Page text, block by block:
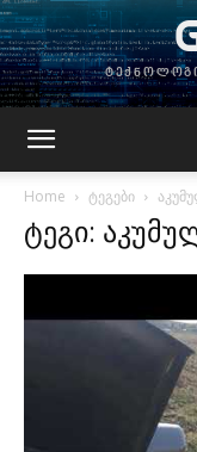
Home ტეგები
ტეგი: